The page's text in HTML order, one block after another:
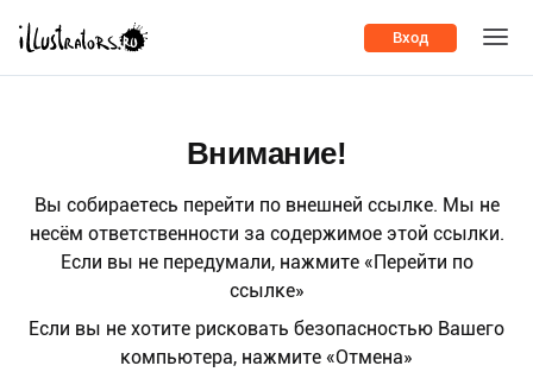
Вход
Внимание!
Вы собираетесь перейти по внешней ссылке. Мы не
несём ответственности за содержимое этой ссылки.
Если вы не передумали, нажмите «Перейти по
ссылке»
Если вы не хотите рисковать безопасностью Вашего
компьютера, нажмите «Отмена»